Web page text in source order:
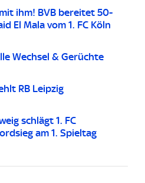
ihm! BVB bereitet 50-
El Mala vom 1. FC Köln
Wechsel & Gerüchte
RB Leipzig
schlägt 1. FC
am 1. Spieltag